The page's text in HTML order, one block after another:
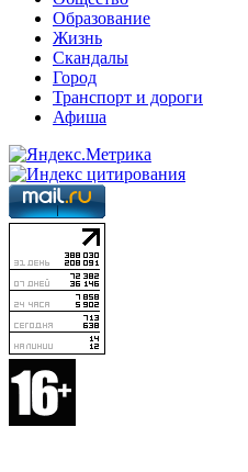
Образование
Жизнь
Скандалы
Город
Транспорт и дороги
Афиша